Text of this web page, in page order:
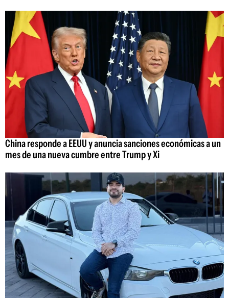
China responde a EEUU y anuncia sanciones económicas a un
mes de una nueva cumbre entre Trump y Xi